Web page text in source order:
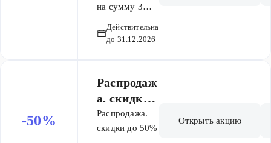
на бренды
Gezatone, Beauty
Style, Kativa,
на сумму 3
500 ₽, 6 000 ₽
скидка 2000 ₽
gezatone,
beauty style,
Действительна
до 31.12.2026
-50%
Распродаж
а. скидки
до50%
Распродажа.
скидки до 50%
Открыть акцию